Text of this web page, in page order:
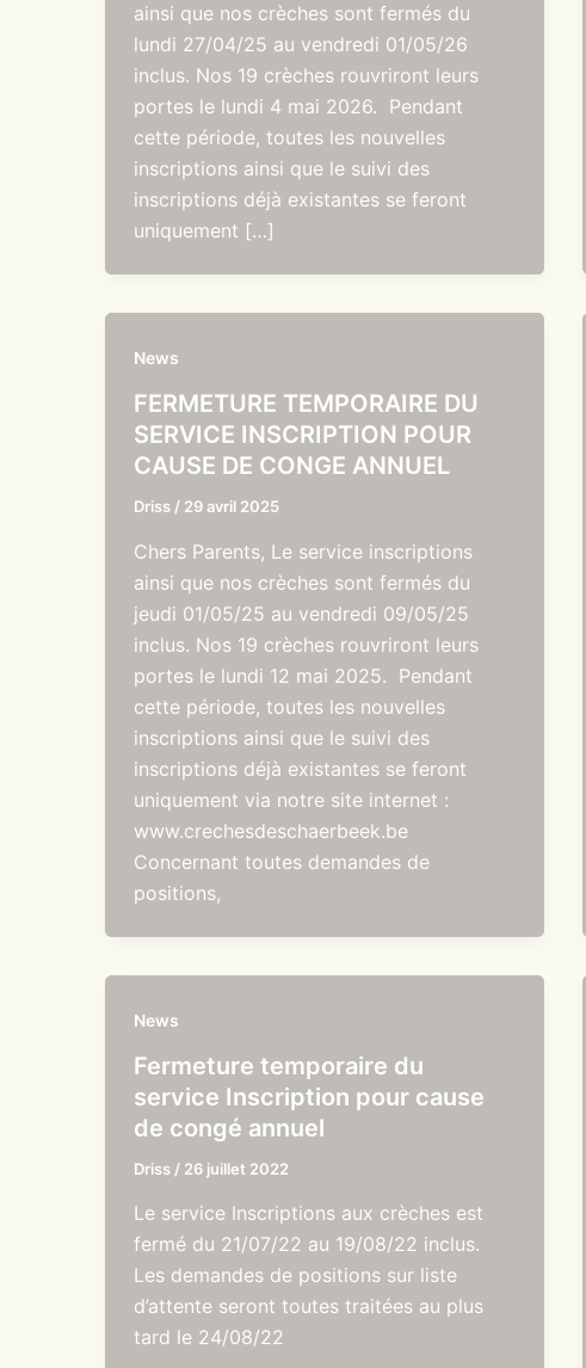
ainsi que nos crèches sont fermés du
lundi 27/04/25 au vendredi 01/05/26
inclus. Nos 19 crèches rouvriront leurs
portes le lundi 4 mai 2026. Pendant
cette période, toutes les nouvelles
inscriptions ainsi que le suivi des
inscriptions déjà existantes se feront
uniquement […]
News
FERMETURE TEMPORAIRE DU
SERVICE INSCRIPTION POUR
CAUSE DE CONGE ANNUEL
Driss / 29 avril 2025
Chers Parents, Le service inscriptions
ainsi que nos crèches sont fermés du
jeudi 01/05/25 au vendredi 09/05/25
inclus. Nos 19 crèches rouvriront leurs
portes le lundi 12 mai 2025. Pendant
cette période, toutes les nouvelles
inscriptions ainsi que le suivi des
inscriptions déjà existantes se feront
uniquement via notre site internet :
www.crechesdeschaerbeek.be
Concernant toutes demandes de
positions,
News
Fermeture temporaire du
service Inscription pour cause
de congé annuel
Driss / 26 juillet 2022
Le service Inscriptions aux crèches est
fermé du 21/07/22 au 19/08/22 inclus.
Les demandes de positions sur liste
d’attente seront toutes traitées au plus
tard le 24/08/22